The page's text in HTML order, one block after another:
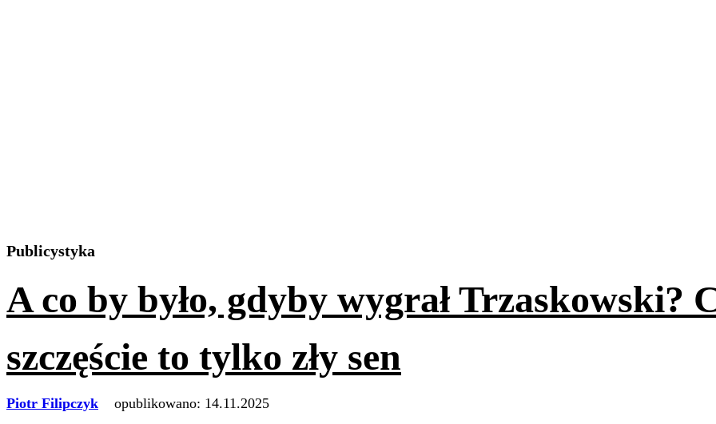
Publicystyka
A co by było, gdyby wygrał Trzaskowski?
szczęście to tylko zły sen
Piotr Filipczyk opublikowano: 14.11.2025